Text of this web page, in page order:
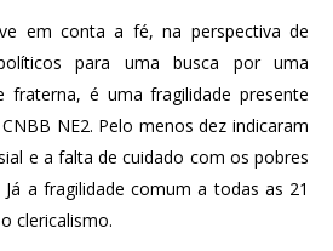
em conta a fé, na perspectiva de
para uma busca por uma
fraterna, é uma fragilidade presente
NE2. Pelo menos dez indicaram
e a falta de cuidado com os pobres
a fragilidade comum a todas as 21
clericalismo.